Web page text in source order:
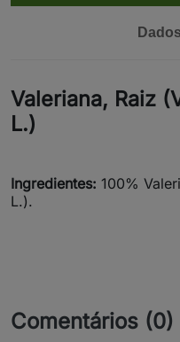
Valeriana, Raiz
L.)
Ingredientes: 100%
L.).
Comentários (0)